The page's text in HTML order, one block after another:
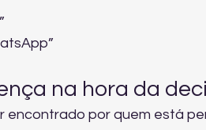
na hora da
encontrado por quem está